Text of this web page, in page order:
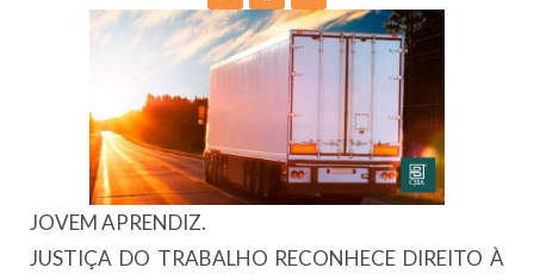
JOVEM APRENDIZ.
JUSTIÇA DO TRABALHO RECONHECE DIREITO À